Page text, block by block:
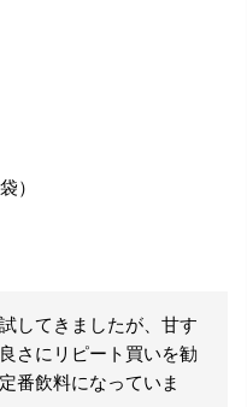
）
してきましたが、甘す
さにリピート買いを勧
番飲料になっていま